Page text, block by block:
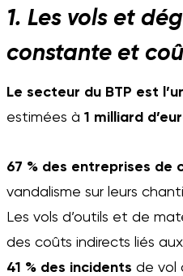
1. Les vols et
constante et
Le secteur du BTP est
estimées à 1 milliard
67 % des entreprises de
vandalisme sur leurs
Les vols d’outils et de
des coûts indirects liés
41 % des incidents de vol